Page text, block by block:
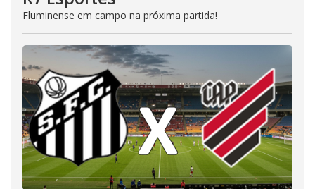
Fluminense em campo na próxima partida!